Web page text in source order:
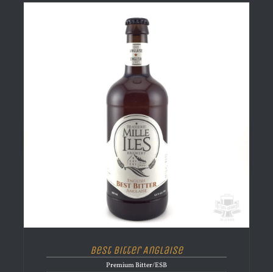
Best Bitter Anglaise
Premium Bitter/ESB